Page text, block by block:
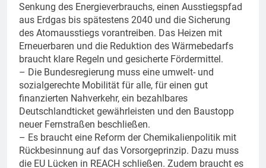
Senkung des Energieverbrauchs, einen Ausstiegspfad
aus Erdgas bis spätestens 2040 und die Sicherung
des Atomausstiegs vorantreiben. Das Heizen mit
Erneuerbaren und die Reduktion des Wärmebedarfs
braucht klare Regeln und gesicherte Fördermittel.
– Die Bundesregierung muss eine umwelt- und
sozialgerechte Mobilität für alle, für einen gut
finanzierten Nahverkehr, ein bezahlbares
Deutschlandticket gewährleisten und den Baustopp
neuer Fernstraßen beschließen.
– Es braucht eine Reform der Chemikalienpolitik mit
Rückbesinnung auf das Vorsorgeprinzip. Dazu muss
die EU Lücken in REACH schließen. Zudem braucht es